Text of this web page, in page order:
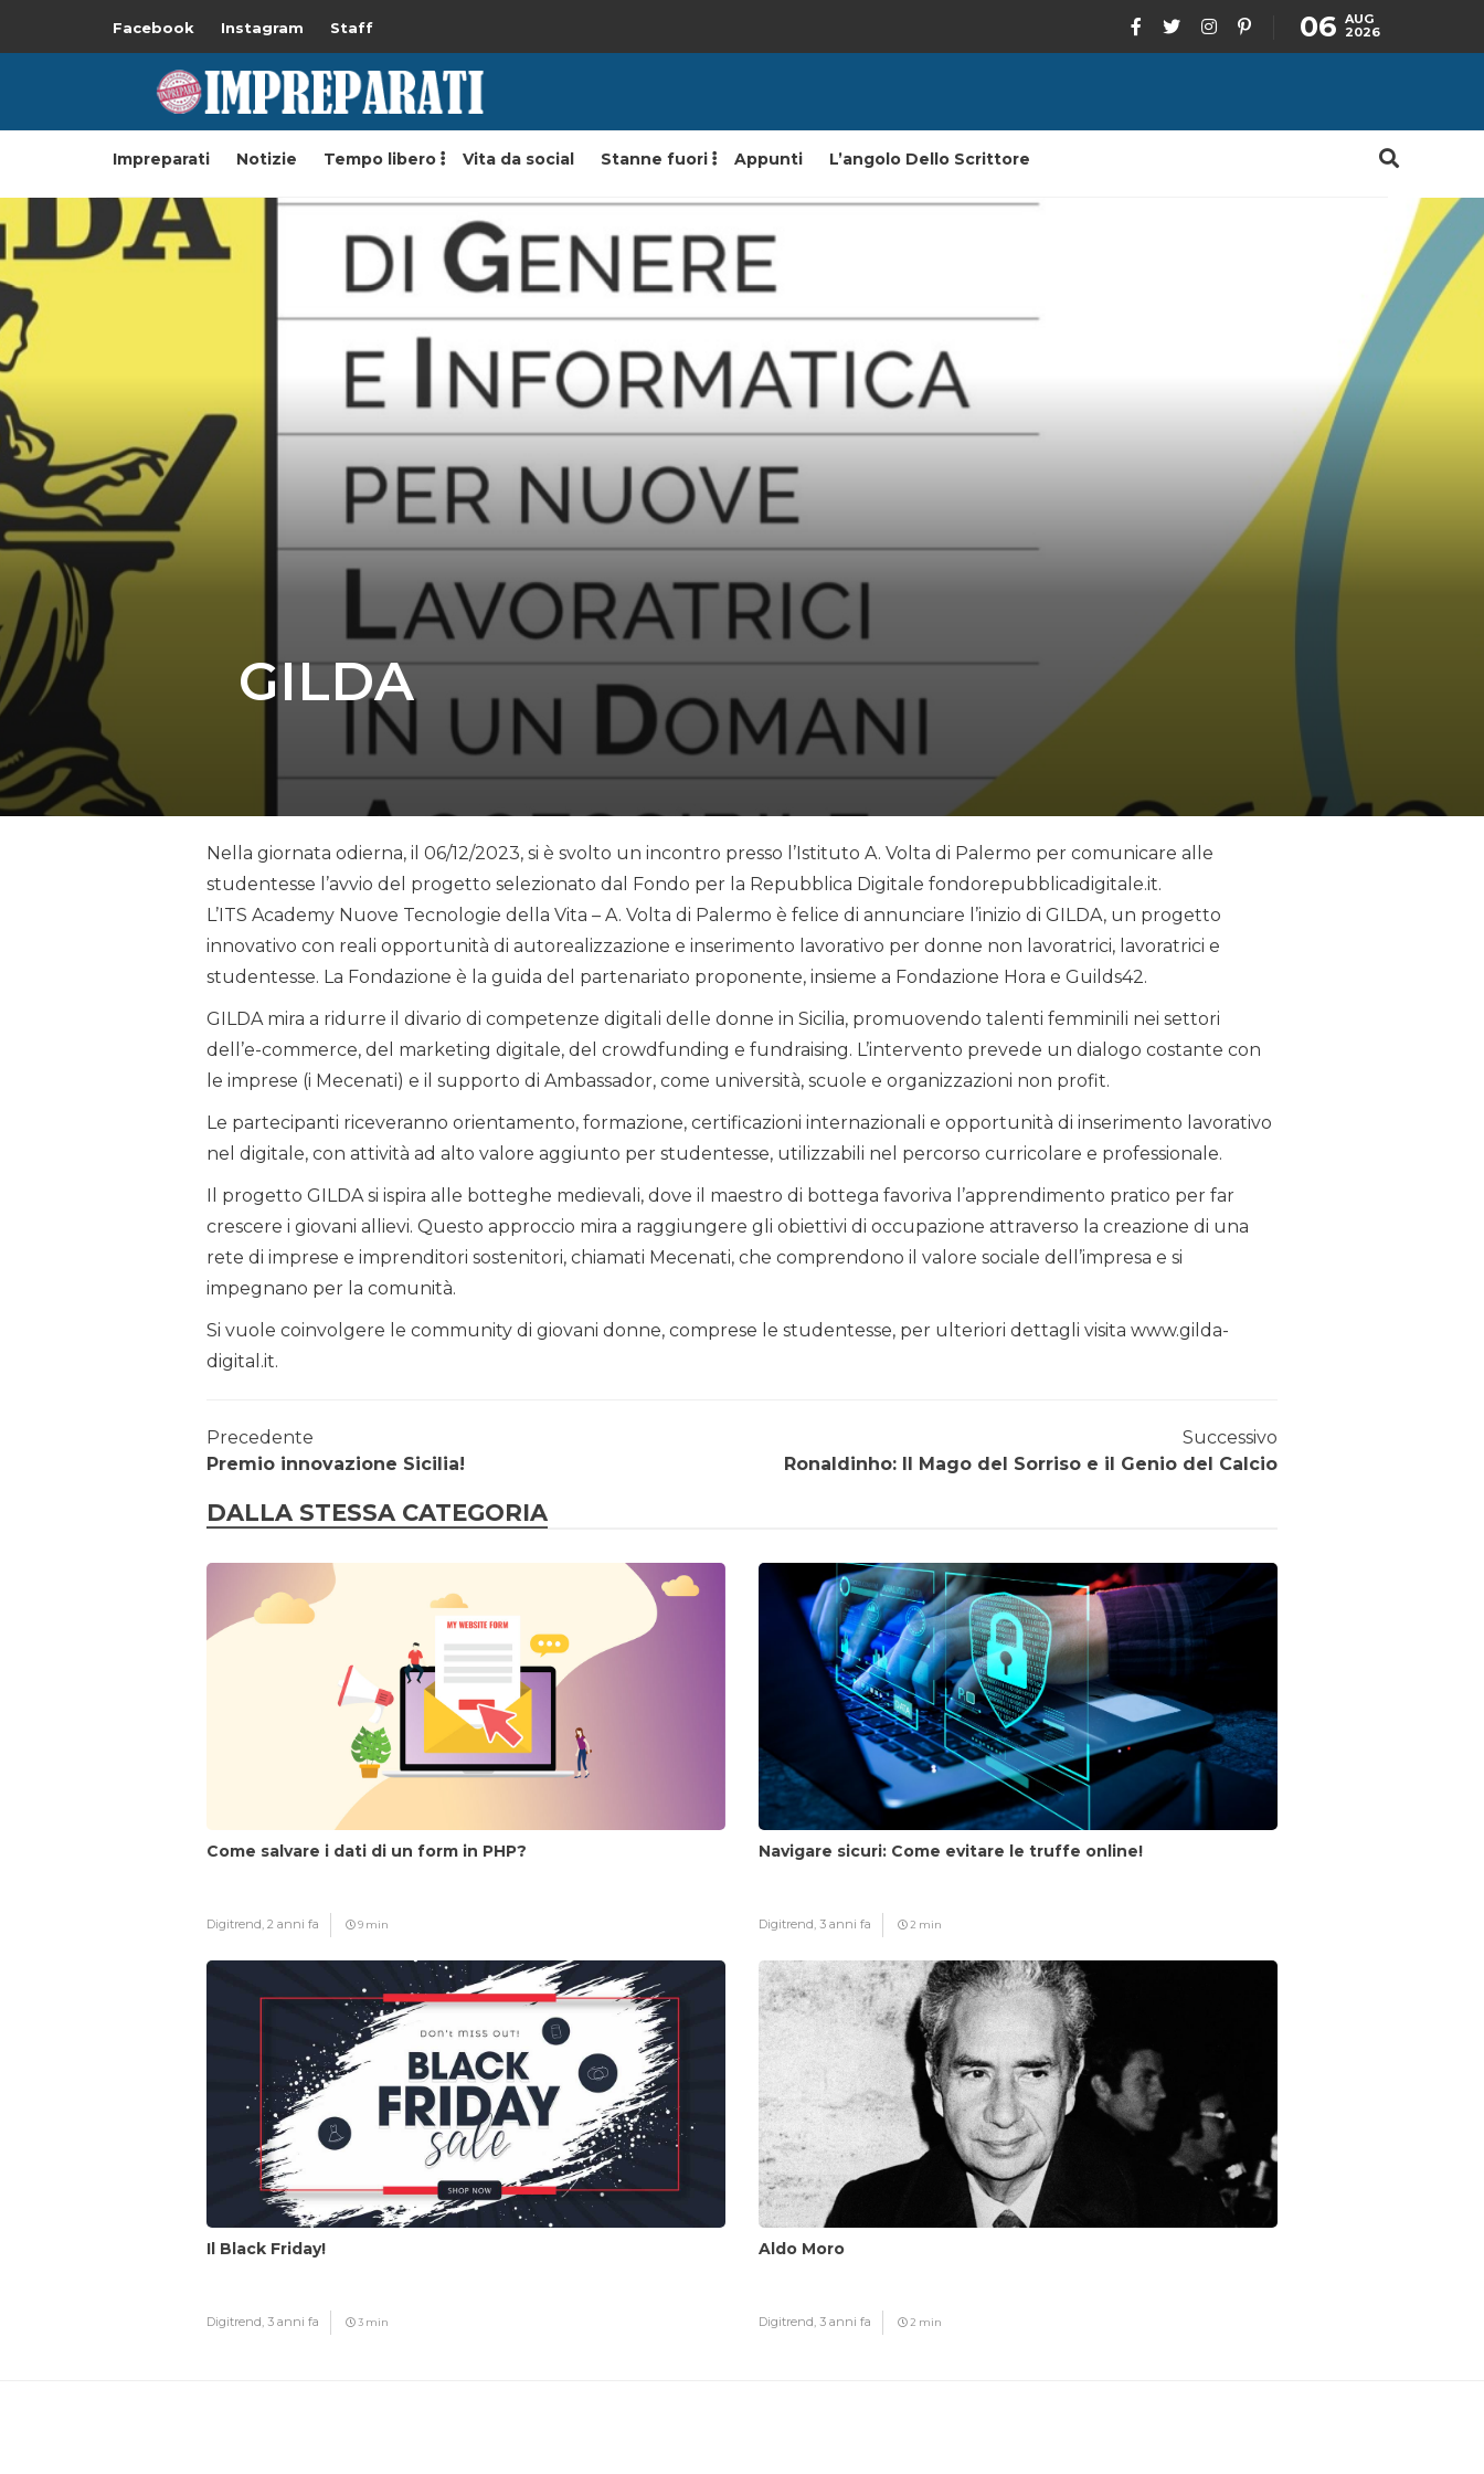
Facebook Instagram Staff 06 AUG
2026
Impreparati Notizie Tempo libero Vita da social Stanne fuori Appunti L’angolo Dello Scrittore
GILDA
Nella giornata odierna, il 06/12/2023, si è svolto un incontro presso l’Istituto A. Volta di Palermo per comunicare alle
studentesse l’avvio del progetto selezionato dal Fondo per la Repubblica Digitale fondorepubblicadigitale.it.
L’ITS Academy Nuove Tecnologie della Vita – A. Volta di Palermo è felice di annunciare l’inizio di GILDA, un progetto
innovativo con reali opportunità di autorealizzazione e inserimento lavorativo per donne non lavoratrici, lavoratrici e
studentesse. La Fondazione è la guida del partenariato proponente, insieme a Fondazione Hora e Guilds42.
GILDA mira a ridurre il divario di competenze digitali delle donne in Sicilia, promuovendo talenti femminili nei settori
dell’e-commerce, del marketing digitale, del crowdfunding e fundraising. L’intervento prevede un dialogo costante con
le imprese (i Mecenati) e il supporto di Ambassador, come università, scuole e organizzazioni non profit.
Le partecipanti riceveranno orientamento, formazione, certificazioni internazionali e opportunità di inserimento lavorativo
nel digitale, con attività ad alto valore aggiunto per studentesse, utilizzabili nel percorso curricolare e professionale.
Il progetto GILDA si ispira alle botteghe medievali, dove il maestro di bottega favoriva l’apprendimento pratico per far
crescere i giovani allievi. Questo approccio mira a raggiungere gli obiettivi di occupazione attraverso la creazione di una
rete di imprese e imprenditori sostenitori, chiamati Mecenati, che comprendono il valore sociale dell’impresa e si
impegnano per la comunità.
Si vuole coinvolgere le community di giovani donne, comprese le studentesse, per ulteriori dettagli visita www.gilda-
digital.it.
Precedente
Premio innovazione Sicilia!
Successivo
Ronaldinho: Il Mago del Sorriso e il Genio del Calcio
DALLA STESSA CATEGORIA
Come salvare i dati di un form in PHP?
Digitrend, 2 anni fa 9 min
Navigare sicuri: Come evitare le truffe online!
Digitrend, 3 anni fa 2 min
Il Black Friday!
Digitrend, 3 anni fa 3 min
Aldo Moro
Digitrend, 3 anni fa 2 min